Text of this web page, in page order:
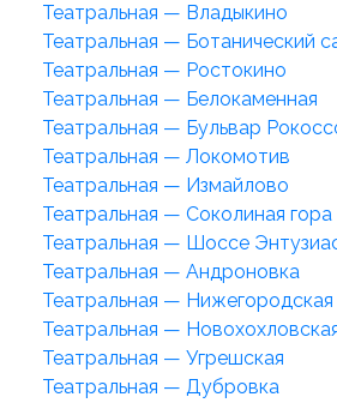
Театральная — Владыкино
Театральная — Ботанический
Театральная — Ростокино
Театральная — Белокаменная
Театральная — Бульвар
Театральная — Локомотив
Театральная — Измайлово
Театральная — Соколиная гора
Театральная — Шоссе
Театральная — Андроновка
Театральная — Нижегородская
Театральная —
Театральная — Угрешская
Театральная — Дубровка